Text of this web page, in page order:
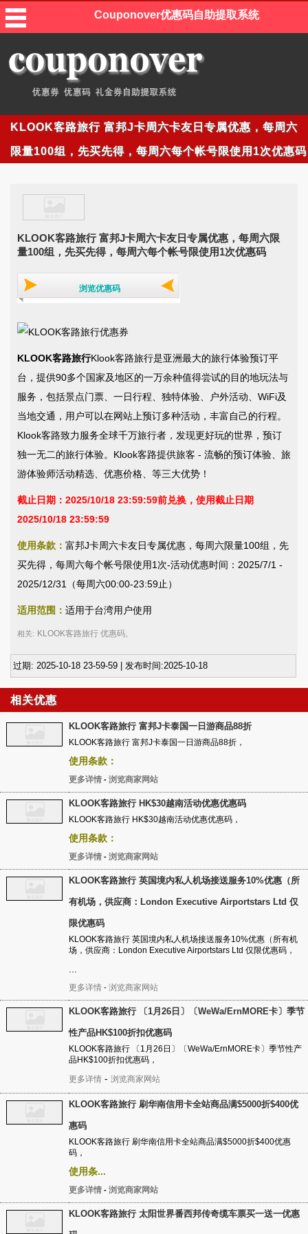
Couponover优惠码自助提取系统
KLOOK客路旅行 富邦J卡周六卡友日专属优惠，每周六
限量100组，先买先得，每周六每个帐号限使用1次优惠码
KLOOK客路旅行 富邦J卡周六卡友日专属优惠，每周六限
量100组，先买先得，每周六每个帐号限使用1次优惠码
浏览优惠码
KLOOK客路旅行Klook客路旅行是亚洲最大的旅行体验预订平
台，提供90多个国家及地区的一万余种值得尝试的目的地玩法与
服务，包括景点门票、一日行程、独特体验、户外活动、WiFi及
当地交通，用户可以在网站上预订多种活动，丰富自己的行程。
Klook客路致力服务全球千万旅行者，发现更好玩的世界，预订
独一无二的旅行体验。Klook客路提供旅客 - 流畅的预订体验、旅
游体验师活动精选、优惠价格、等三大优势！
截止日期：2025/10/18 23:59:59前兑换，使用截止日期
2025/10/18 23:59:59
使用条款： 富邦J卡周六卡友日专属优惠，每周六限量100组，先
买先得，每周六每个帐号限使用1次-活动优惠时间：2025/7/1 -
2025/12/31（每周六00:00-23:59止）
适用范围： 适用于台湾用户使用
相关: KLOOK客路旅行 优惠码
过期: 2025-10-18 23-59-59 | 发布时间:2025-10-18
相关优惠
KLOOK客路旅行 富邦J卡泰国一日游商品88折
KLOOK客路旅行 富邦J卡泰国一日游商品88折，
使用条款：
更多详情 - 浏览商家网站
KLOOK客路旅行 HK$30越南活动优惠优惠码
KLOOK客路旅行 HK$30越南活动优惠优惠码，
使用条款：
更多详情 - 浏览商家网站
KLOOK客路旅行 英国境内私人机场接送服务10%优惠（所
有机场，供应商：London Executive Airportstars Ltd 仅
限优惠码
KLOOK客路旅行 英国境内私人机场接送服务10%优惠（所有机
场，供应商：London Executive Airportstars Ltd 仅限优惠码，
更多详情 - 浏览商家网站
KLOOK客路旅行 〔1月26日〕〔WeWa/ErnMORE卡〕季节
性产品HK$100折扣优惠码
KLOOK客路旅行 〔1月26日〕〔WeWa/ErnMORE卡〕季节性产
品HK$100折扣优惠码，
更多详情 - 浏览商家网站
KLOOK客路旅行 刷华南信用卡全站商品满$5000折$400优
惠码
KLOOK客路旅行 刷华南信用卡全站商品满$5000折$400优惠
码，
使用条...
更多详情 - 浏览商家网站
KLOOK客路旅行 太阳世界番西邦传奇缆车票买一送一优惠